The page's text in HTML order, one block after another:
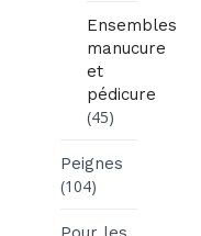
Ensembles
manucure
et
pédicure
(45)
Peignes
(104)